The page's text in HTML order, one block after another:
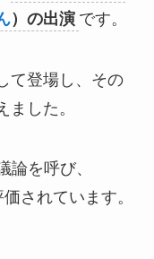
）の出演 です。
て登場し、その
ました。
論を呼び、
価されています。